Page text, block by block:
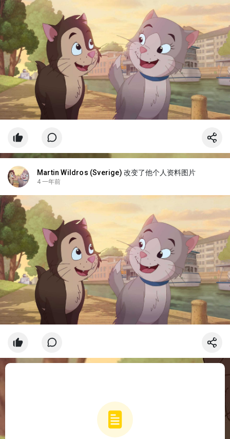
Martin Wildros (Sverige) 改变了他个人资料图片
4 一年前